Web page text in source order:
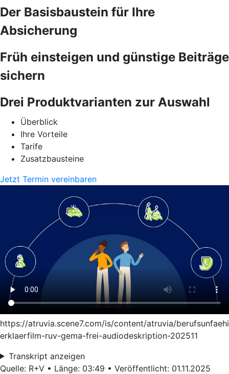
Der Basisbaustein für Ihre
Absicherung
Früh einsteigen und günstige Beiträge
sichern
Drei Produktvarianten zur Auswahl
Überblick
Ihre Vorteile
Tarife
Zusatzbausteine
Jetzt Termin vereinbaren
https://atruvia.scene7.com/is/content/atruvia/
erklaerfilm-ruv-gema-frei-audiodeskription-202511
Transkript anzeigen
Quelle: R+V • Länge: 03:49 • Veröffentlicht: 01.11.2025